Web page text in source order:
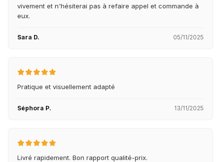
vivement et n'hésiterai pas à refaire appel et commande à
eux.
Sara D. 05/11/2025
Pratique et visuellement adapté
Séphora P. 13/11/2025
Livré rapidement. Bon rapport qualité-prix.